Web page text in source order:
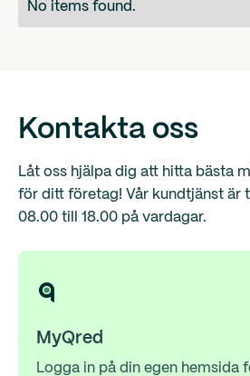
No items found.
Kontakta oss
Låt oss hjälpa dig att hitta bästa
för ditt företag! Vår kundtjänst är
08.00 till 18.00 på vardagar.
MyQred
Logga in på din egen hemsida